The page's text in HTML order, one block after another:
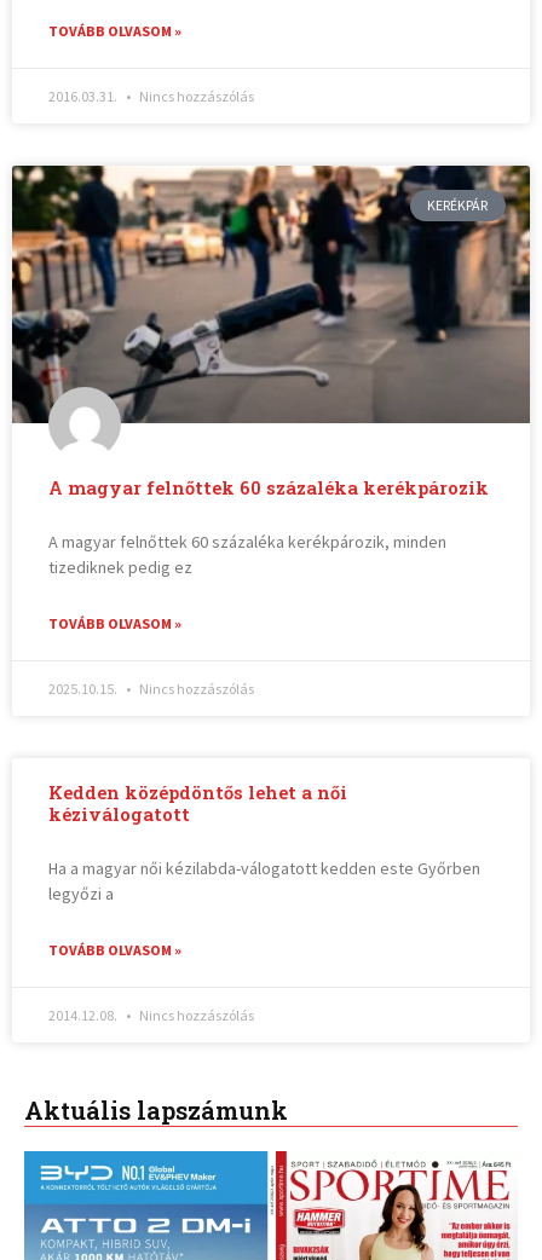
TOVÁBB OLVASOM »
2016.03.31. Nincs hozzászólás
KERÉKPÁR
A magyar felnőttek 60 százaléka kerékpározik
A magyar felnőttek 60 százaléka kerékpározik, minden
tizediknek pedig ez
TOVÁBB OLVASOM »
2025.10.15. Nincs hozzászólás
Kedden középdöntős lehet a női
kéziválogatott
Ha a magyar női kézilabda-válogatott kedden este Győrben
legyőzi a
TOVÁBB OLVASOM »
2014.12.08. Nincs hozzászólás
Aktuális lapszámunk